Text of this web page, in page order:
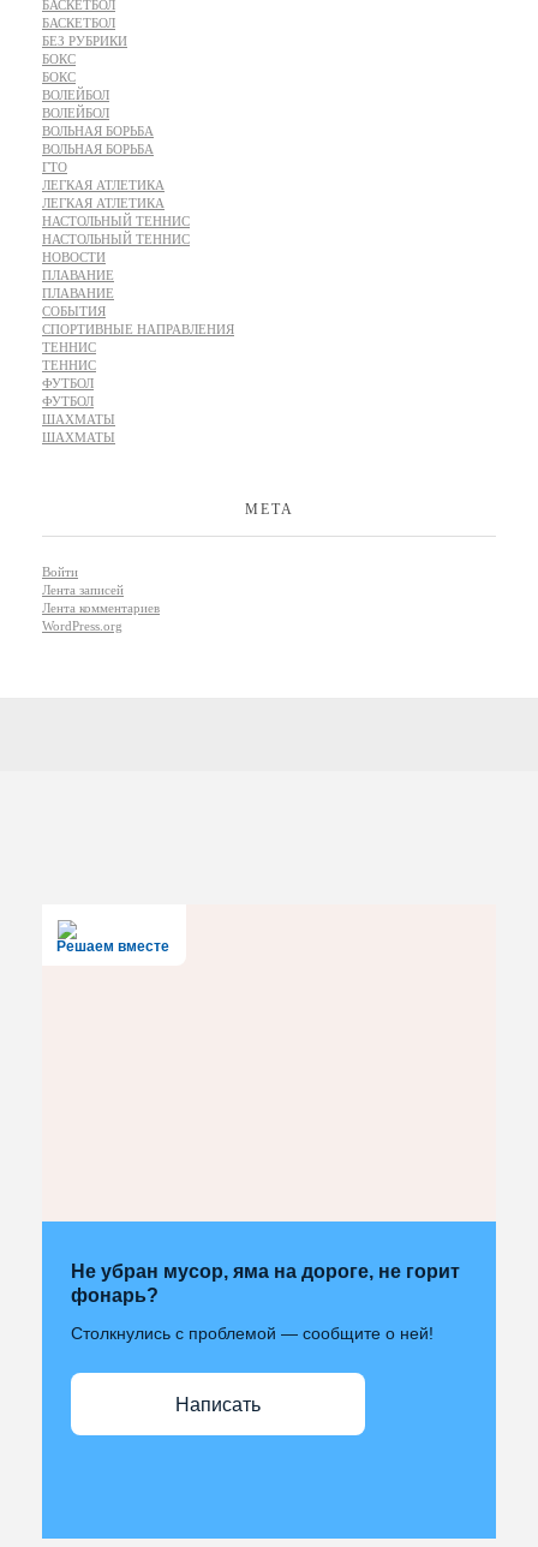
БАСКЕТБОЛ
БАСКЕТБОЛ
БЕЗ РУБРИКИ
БОКС
БОКС
ВОЛЕЙБОЛ
ВОЛЕЙБОЛ
ВОЛЬНАЯ БОРЬБА
ВОЛЬНАЯ БОРЬБА
ГТО
ЛЕГКАЯ АТЛЕТИКА
ЛЕГКАЯ АТЛЕТИКА
НАСТОЛЬНЫЙ ТЕННИС
НАСТОЛЬНЫЙ ТЕННИС
НОВОСТИ
ПЛАВАНИЕ
ПЛАВАНИЕ
СОБЫТИЯ
СПОРТИВНЫЕ НАПРАВЛЕНИЯ
ТЕННИС
ТЕННИС
ФУТБОЛ
ФУТБОЛ
ШАХМАТЫ
ШАХМАТЫ
МЕТА
Войти
Лента записей
Лента комментариев
WordPress.org
Решаем вместе
Не убран мусор, яма на дороге, не горит
фонарь?
Столкнулись с проблемой — сообщите о ней!
Написать